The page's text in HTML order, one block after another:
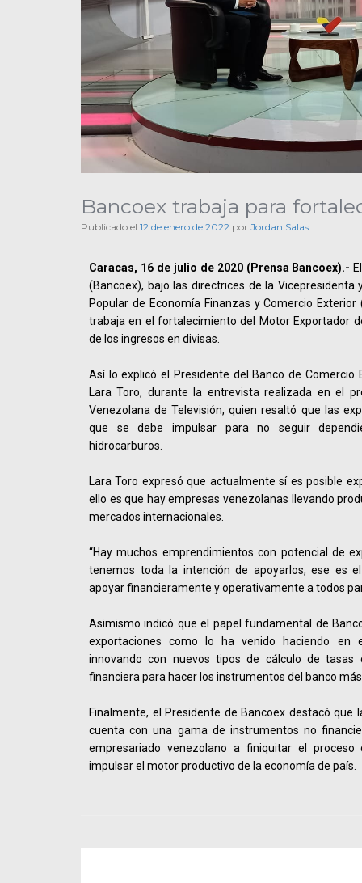
Bancoex trabaja para
Publicado el 12 de enero de 2022 por Jordan Salas
Caracas, 16 de julio de 2020 (Prensa Bancoex).-
(Bancoex), bajo las directrices de la
Popular de Economía Finanzas y Comercio Exterior
trabaja en el fortalecimiento del Motor Exportador
de los ingresos en divisas.
Así lo explicó el Presidente del Banco de Comercio
Lara Toro, durante la entrevista realizada en el
Venezolana de Televisión, quien resaltó que las
que se debe impulsar para no seguir
hidrocarburos.
Lara Toro expresó que actualmente sí es posible
ello es que hay empresas venezolanas llevando
mercados internacionales.
“Hay muchos emprendimientos con potencial de
tenemos toda la intención de apoyarlos, ese es
apoyar financieramente y operativamente a todos
Asimismo indicó que el papel fundamental de
exportaciones como lo ha venido haciendo en
innovando con nuevos tipos de cálculo de
financiera para hacer los instrumentos del banco
Finalmente, el Presidente de Bancoex destacó que
cuenta con una gama de instrumentos no
empresariado venezolano a finiquitar el
impulsar el motor productivo de la economía de país.